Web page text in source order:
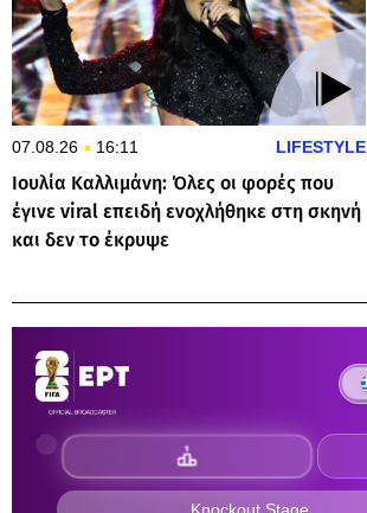
07.08.26 16:11 LIFESTYLE
Ιουλία Καλλιμάνη: Όλες οι φορές που
έγινε viral επειδή ενοχλήθηκε στη σκηνή
και δεν το έκρυψε